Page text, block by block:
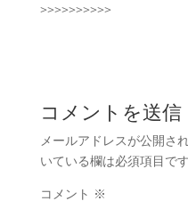
>>>>>>>>>>
コメントを送信
メールアドレスが公開さ
いている欄は必須項目です
コメント ※